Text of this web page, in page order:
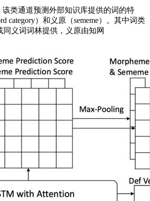
类通道预测外部知识库提供的词的特
category）和义原（sememe）。其中词类
同义词词林提供，义原由知网